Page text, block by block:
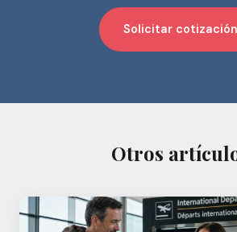
Solicitar cotización
Otros